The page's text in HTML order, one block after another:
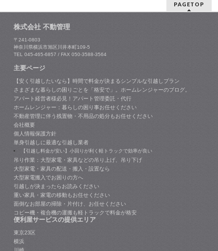
PAGETOP
株式会社 不動管理
〒241-0803
神奈川県横浜市旭区川井本町109-5
TEL 045-465-6857 / FAX 050-3588-3564
主要ページ
【安く引越したいなら】時間で料金が決まるシンプルな引越しプラン
さまざまな暮らしの困りごとを「格安で」。ホームレンジャーのブログ。
アパート経営者様必見！アパート管理委託・代行
ホームレンジャー：暮らしの困り事お任せください
不動産管理に伴う残置物・不用品の処分もお任せください
会社概要
個人情報保護方針
単身引越しに最適な引越し業者
【引越し料金が安い】小回りが利く軽トラックで効率が良い
吊り作業：大型家電・家具などの吊り上げ、吊り下げ
大型家電・家具の配送・搬入・設置なら
大型家電搬入でお困りの方へ
引越しが決まったらお読みください
重い家具・家電の移動もお任せください
面倒なお部屋の掃除・片付け、お任せください
コピー機・複合機の運搬も軽トラックで料金が格安
便利屋サービスの提供エリア
東京23区
横浜